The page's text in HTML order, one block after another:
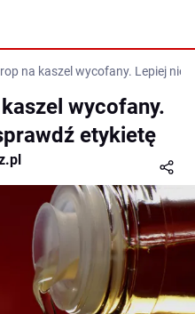
na kaszel wycofany. Lepiej nie
wycofany.
etykietę